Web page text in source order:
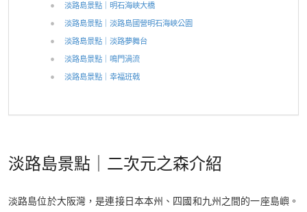
淡路島景點｜明石海峽大橋
淡路島景點｜淡路島國營明石海峽公園
淡路島景點｜淡路夢舞台
淡路島景點｜鳴門渦流
淡路島景點｜幸福班戟
淡路島景點｜二次元之森介紹
淡路島位於大阪灣，是連接日本本州、四國和九州之間的一座島嶼。